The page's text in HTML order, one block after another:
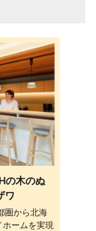
の木のぬ
ワ
圏から北海
ームを実現